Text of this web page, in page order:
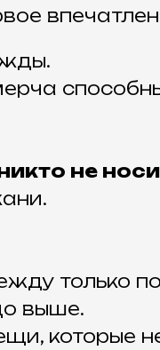
не
только
выше.
которые